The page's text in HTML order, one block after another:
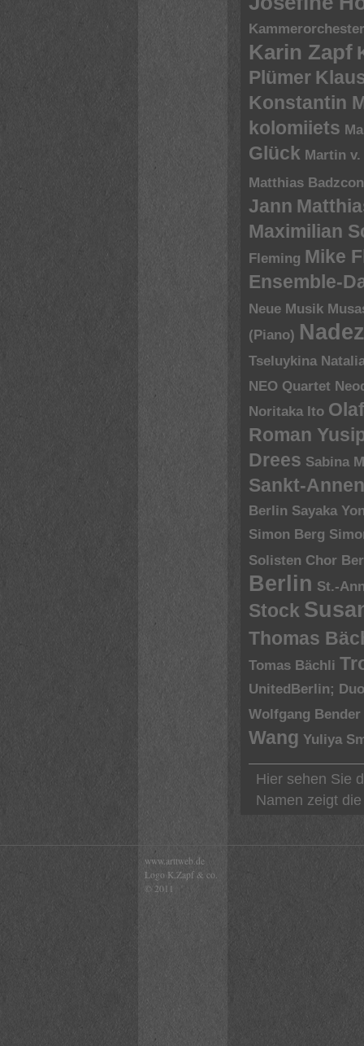
Karin Zapf
Plümer
Konstantin
kolomiiets
Glück Martin
Matthias
Jann
Maximilian
Fleming Mike
Ensemble-
Neue Musik
(Piano)
Tseluykina
NEO Quartet
Noritaka Ito
Roman
Drees Sabina
Sankt-
Berlin Sayaka
Simon Berg
Solisten Chor
Berlin St.-
Stock
Thomas
Tomas Bächli
UnitedBerlin;
Wolfgang Bender
Wang Yuliya
Hier sehen Sie
Namen zeigt
www.arttweb.de
Logo K.Zapf & co.
© 2011